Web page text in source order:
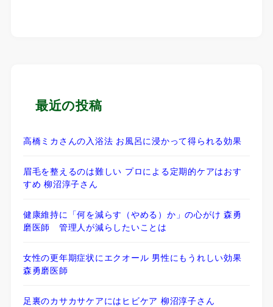
最近の投稿
高橋ミカさんの入浴法 お風呂に浸かって得られる効果
眉毛を整えるのは難しい プロによる定期的ケアはおす
すめ 柳沼淳子さん
健康維持に「何を減らす（やめる）か」の心がけ 森勇
磨医師 管理人が減らしたいことは
女性の更年期症状にエクオール 男性にもうれしい効果
森勇磨医師
足裏のカサカサケアにはヒビケア 柳沼淳子さん